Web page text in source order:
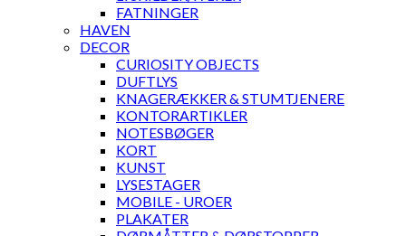
FATNINGER
HAVEN
DECOR
CURIOSITY OBJECTS
DUFTLYS
KNAGERÆKKER & STUMTJENERE
KONTORARTIKLER
NOTESBØGER
KORT
KUNST
LYSESTAGER
MOBILE - UROER
PLAKATER